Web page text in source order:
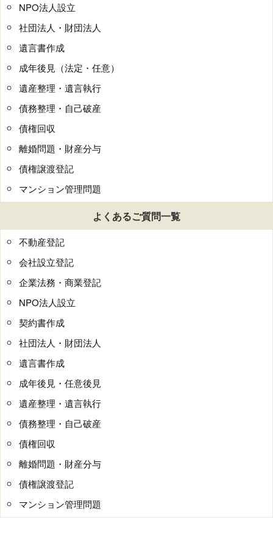
NPO法人設立
社団法人・財団法人
遺言書作成
成年後見（法定・任意）
遺産整理・遺言執行
債務整理・自己破産
債権回収
離婚問題・財産分与
債権譲渡登記
マンション管理問題
よくあるご質問一覧
不動産登記
会社設立登記
企業法務・商業登記
NPO法人設立
契約書作成
社団法人・財団法人
遺言書作成
成年後見・任意後見
遺産整理・遺言執行
債務整理・自己破産
債権回収
離婚問題・財産分与
債権譲渡登記
マンション管理問題